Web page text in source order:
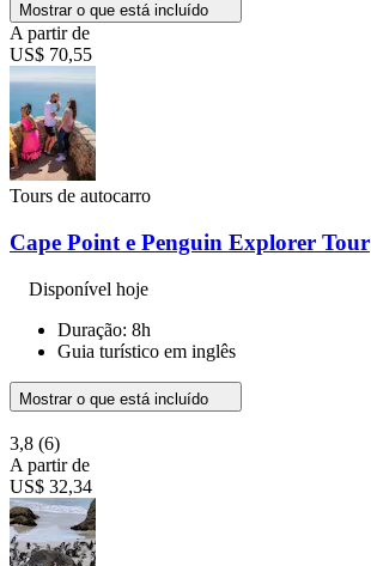
Mostrar o que está incluído
A partir de
US$ 70,55
Tours de autocarro
Cape Point e Penguin Explorer Tour
Disponível hoje
Duração: 8h
Guia turístico em inglês
Mostrar o que está incluído
3,8 (6)
A partir de
US$ 32,34